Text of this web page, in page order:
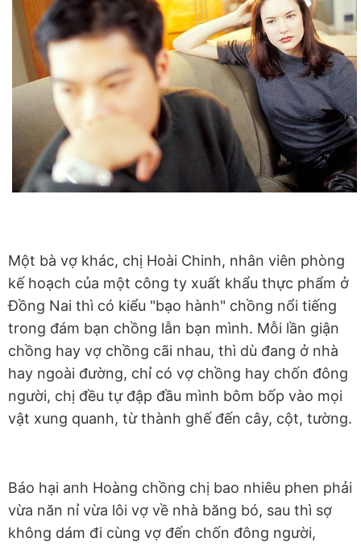
Một bà vợ khác, chị Hoài Chinh, nhân viên phòng
kế hoạch của một công ty xuất khẩu thực phẩm ở
Đồng Nai thì có kiểu "bạo hành" chồng nổi tiếng
trong đám bạn chồng lẫn bạn mình. Mỗi lần giận
chồng hay vợ chồng cãi nhau, thì dù đang ở nhà
hay ngoài đường, chỉ có vợ chồng hay chốn đông
người, chị đều tự đập đầu mình bôm bốp vào mọi
vật xung quanh, từ thành ghế đến cây, cột, tường.
Báo hại anh Hoàng chồng chị bao nhiêu phen phải
vừa năn nỉ vừa lôi vợ về nhà băng bó, sau thì sợ
không dám đi cùng vợ đến chốn đông người,